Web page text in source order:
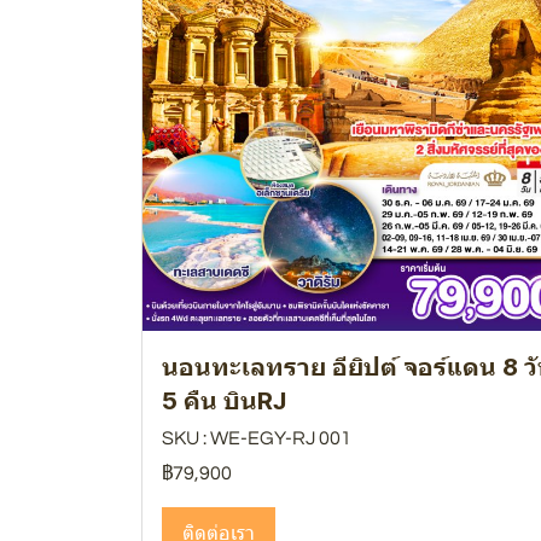
นอนทะเลทราย อียิปต์ จอร์แดน 8
5 คืน บินRJ
SKU : WE-EGY-RJ 001
฿79,900
ติดต่อเรา